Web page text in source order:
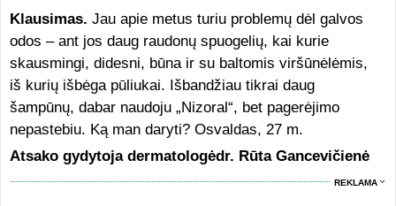
Klausimas. Jau apie metus turiu problemų dėl galvos
odos – ant jos daug raudonų spuogelių, kai kurie
skausmingi, didesni, būna ir su baltomis viršūnėlėmis,
iš kurių išbėga pūliukai. Išbandžiau tikrai daug
šampūnų, dabar naudoju „Nizoral“, bet pagerėjimo
nepastebiu. Ką man daryti? Osvaldas, 27 m.
Atsako gydytoja dermatologėdr. Rūta Gancevičienė
REKLAMA